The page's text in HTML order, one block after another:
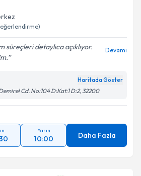
süreçleri detaylıca açıklıyor.
Devamı
Haritada Göster
Cd. No:104 D:Kat:1 D:2, 32200
Yarın
10:00 Daha Fazla